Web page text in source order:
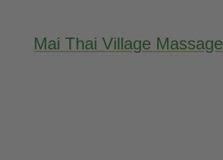
Mai Thai Village Massage